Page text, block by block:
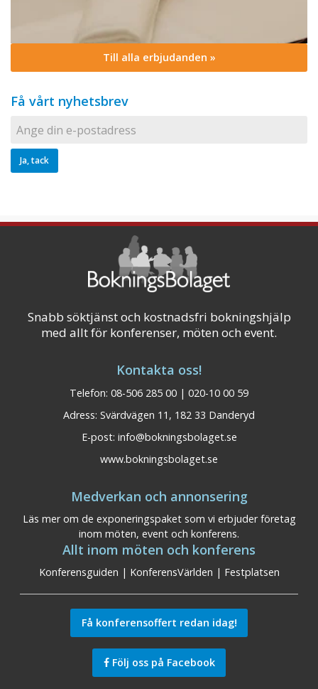
Till alla erbjudanden »
Få vårt nyhetsbrev
Snabb söktjänst och kostnadsfri bokningshjälp
med allt för konferenser, möten och event.
Kontakta oss!
Telefon: 08-506 285 00 | 020-10 00 59
Adress: Svärdvägen 11, 182 33 Danderyd
E-post: info@bokningsbolaget.se
www.bokningsbolaget.se
Medverkan och annonsering
Läs mer om de exponeringspaket som vi erbjuder företag
inom möten, event och konferens.
Allt inom möten och konferens
Konferensguiden | KonferensVärlden | Festplatsen
Få konferensoffert redan idag!
Följ oss på Facebook